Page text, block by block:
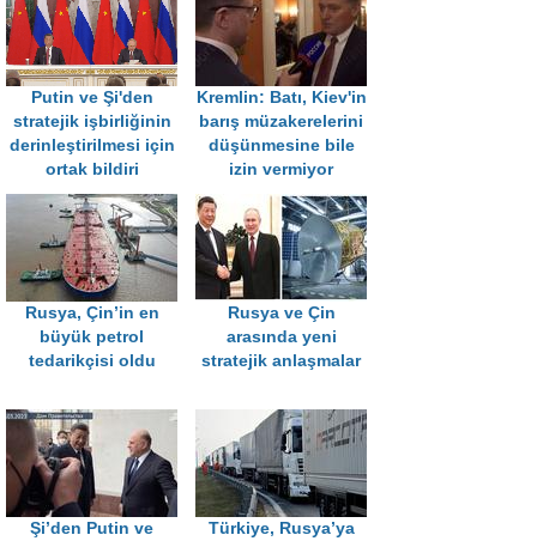
Putin ve Şi'den
stratejik işbirliğinin
derinleştirilmesi için
ortak bildiri
Kremlin: Batı, Kiev'in
barış müzakerelerini
düşünmesine bile
izin vermiyor
Rusya, Çin’in en
büyük petrol
tedarikçisi oldu
Rusya ve Çin
arasında yeni
stratejik anlaşmalar
Şi’den Putin ve
Türkiye, Rusya’ya